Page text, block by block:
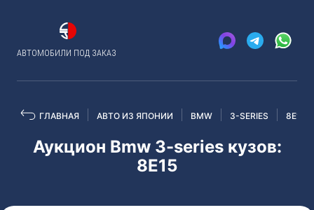
АВТОМОБИЛИ ПОД ЗАКАЗ
ГЛАВНАЯ АВТО ИЗ ЯПОНИИ BMW 3-SERIES 8E15
Аукцион Bmw 3-series кузов:
8E15